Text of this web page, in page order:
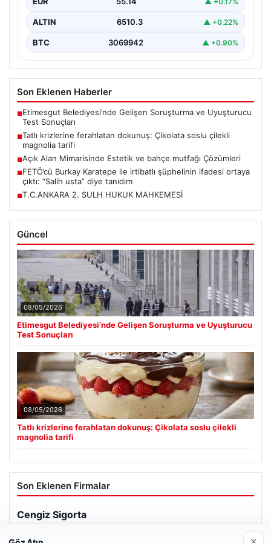
ALTIN 6510.3 ▲ +0.22%
BTC 3069942 ▲ +0.90%
Son Eklenen Haberler
■Etimesgut Belediyesi’nde Gelişen Soruşturma ve Uyuşturucu
Test Sonuçları
■Tatlı krizlerine ferahlatan dokunuş: Çikolata soslu çilekli
magnolia tarifi
■Açık Alan Mimarisinde Estetik ve bahçe mutfağı Çözümleri
■FETÖ’cü Burkay Karatepe ile irtibatlı şüphelinin ifadesi ortaya
çıktı: “Salih usta” diye tanıdım
■T.C.ANKARA 2. SULH HUKUK MAHKEMESİ
Güncel
08/05/2026
Etimesgut Belediyesi’nde Gelişen Soruşturma ve Uyuşturucu
Test Sonuçları
08/05/2026
Tatlı krizlerine ferahlatan dokunuş: Çikolata soslu çilekli
magnolia tarifi
Son Eklenen Firmalar
Cengiz Sigorta